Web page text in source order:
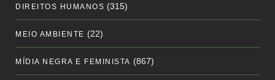
DIREITOS HUMANOS (315)
MEIO AMBIENTE (22)
MÍDIA NEGRA E FEMINISTA (867)